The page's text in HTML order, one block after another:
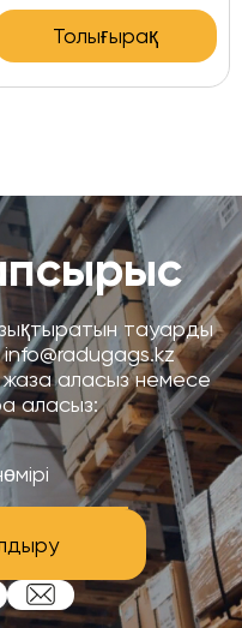
Толығырақ
тауарды
аласыз немесе
аласыз: